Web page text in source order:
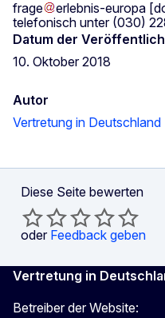
frage
erlebnis-europa
telefonisch unter (030)
Datum der
10. Oktober 2018
Autor
Vertretung in Deutschland
Diese Seite bewerten
oder Feedback geben
Vertretung in
Betreiber der Website: